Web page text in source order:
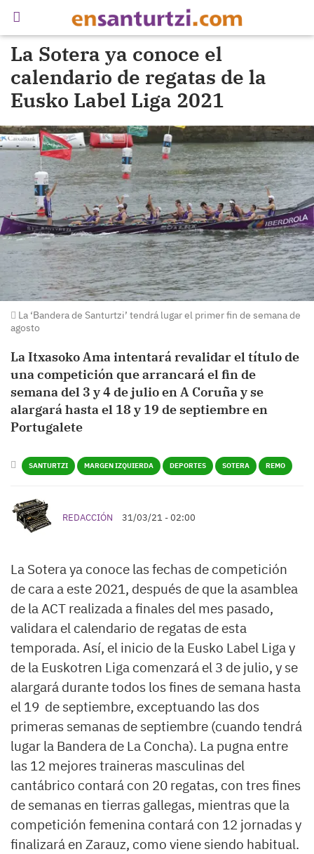
La Sotera ya conoce el
calendario de regatas de la
Eusko Label Liga 2021
La ‘Bandera de Santurtzi’ tendrá lugar el primer fin de semana de
agosto
La Itxasoko Ama intentará revalidar el título de
una competición que arrancará el fin de
semana del 3 y 4 de julio en A Coruña y se
alargará hasta el 18 y 19 de septiembre en
Portugalete
SANTURTZI MARGEN IZQUIERDA DEPORTES SOTERA REMO
REDACCIÓN 31/03/21 - 02:00
La Sotera ya conoce las fechas de competición
de cara a este 2021, después de que la asamblea
de la ACT realizada a finales del mes pasado,
validara el calendario de regatas de esta
temporada. Así, el inicio de la Eusko Label Liga y
de la Euskotren Liga comenzará el 3 de julio, y se
alargará durante todos los fines de semana hasta
el 19 de septiembre, exceptuando las dos
primeras semanas de septiembre (cuando tendrá
lugar la Bandera de La Concha). La pugna entre
las 12 mejores traineras masculinas del
cantábrico contará con 20 regatas, con tres fines
de semanas en tierras gallegas, mientras que la
competición femenina contará con 12 jornadas y
finalizará en Zarauz, como viene siendo habitual.